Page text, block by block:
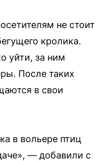
не стоит
кролика.
уйти, за ним
После таких
в свои
в вольере птиц
— добавили с